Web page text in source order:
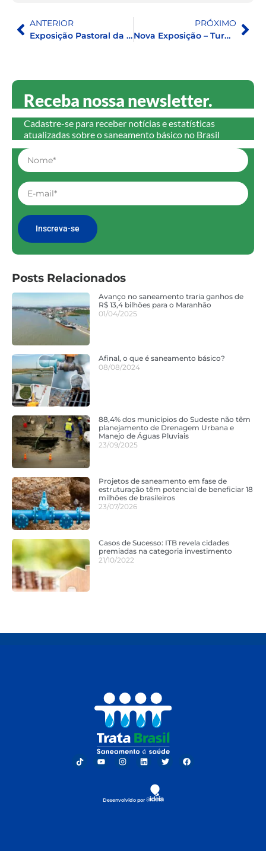
ANTERIOR
Exposição Pastoral da criança
PRÓXIMO
Nova Exposição – Turminha dos Heróis da Natureza – ViaQuatro SP
Receba nossa newsletter.
Cadastre-se para receber notícias e estatísticas
atualizadas sobre o saneamento básico no Brasil
Inscreva-se
Posts Relacionados
Avanço no saneamento traria ganhos de
R$ 13,4 bilhões para o Maranhão
01/04/2025
Afinal, o que é saneamento básico?
08/08/2024
88,4% dos municípios do Sudeste não têm
planejamento de Drenagem Urbana e
Manejo de Águas Pluviais
23/09/2025
Projetos de saneamento em fase de
estruturação têm potencial de beneficiar 18
milhões de brasileiros
23/07/2026
Casos de Sucesso: ITB revela cidades
premiadas na categoria investimento
21/10/2022
Desenvolvido por